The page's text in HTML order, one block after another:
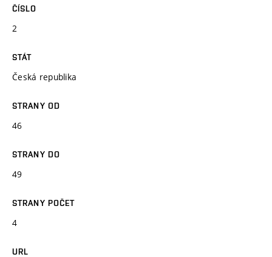
ČÍSLO
2
STÁT
Česká republika
STRANY OD
46
STRANY DO
49
STRANY POČET
4
URL